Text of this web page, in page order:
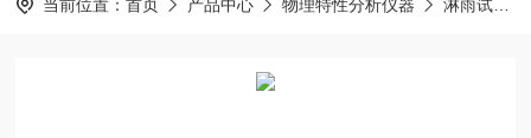
当前位置： 首页 产品中心 物理特性分析仪器 淋雨试验箱